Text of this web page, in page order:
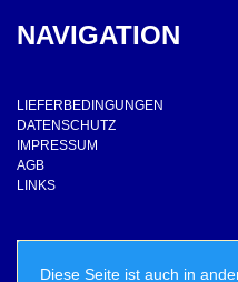
NAVIGATION
LIEFERBEDINGUNGEN
DATENSCHUTZ
IMPRESSUM
AGB
LINKS
Diese Seite ist auch in